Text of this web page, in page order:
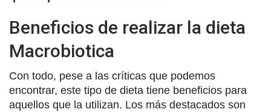
Beneficios de realizar la dieta
Macrobiotica
Con todo, pese a las críticas que podemos
encontrar, este tipo de dieta tiene beneficios para
aquellos que la utilizan. Los más destacados son